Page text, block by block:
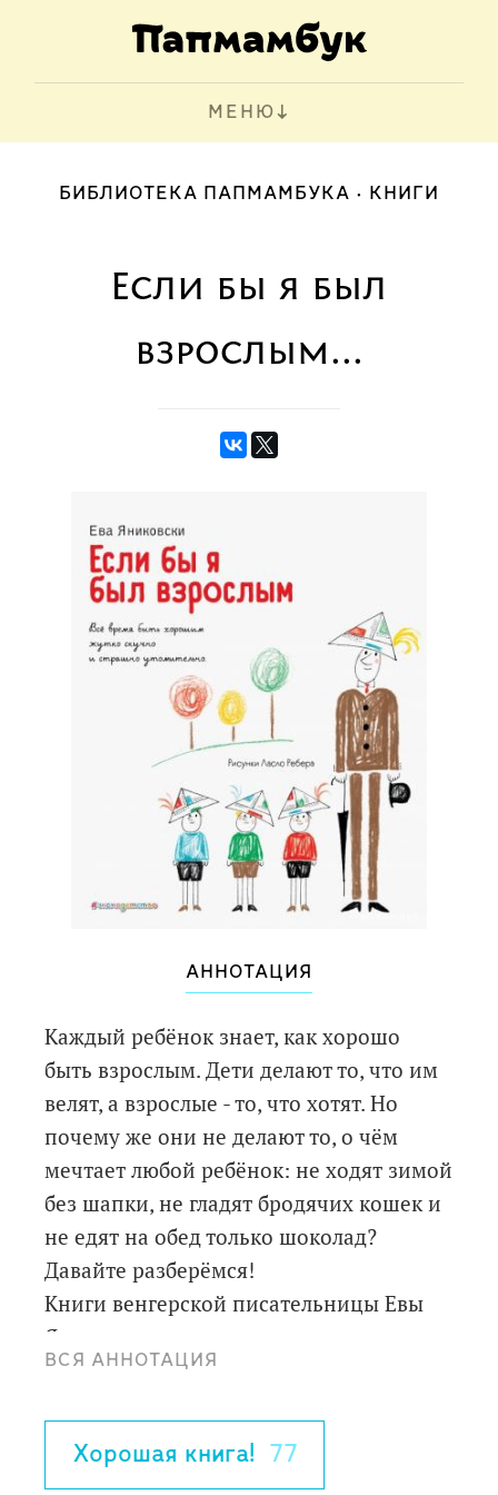
МЕНЮ
БИБЛИОТЕКА ПАПМАМБУКА КНИГИ
Если бы я был
взрослым...
АННОТАЦИЯ
Каждый ребёнок знает, как хорошо
быть взрослым. Дети делают то, что им
велят, а взрослые - то, что хотят. Но
почему же они не делают то, о чём
мечтает любой ребёнок: не ходят зимой
без шапки, не гладят бродячих кошек и
не едят на обед только шоколад?
Давайте разберёмся!
Книги венгерской писательницы Евы
Яниковски, написанные от лица
ребёнка и наполненные искрящимся
классикой детской литературы. Но их с
большим удовольствием читают и
ВСЯ АННОТАЦИЯ
Хорошая книга! 77